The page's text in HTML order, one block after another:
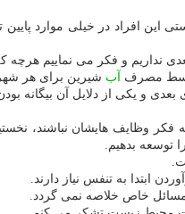
افراد در خیلی موارد پایین
و فكر می نماییم هرچه
مصرف آب
و یكی از دلایل آن بیگانه
وظایف هایشان نباشند،
بدهیم.
ابتدا به تنفس نیاز دارند.
خاص خلاصه نمی گردد.